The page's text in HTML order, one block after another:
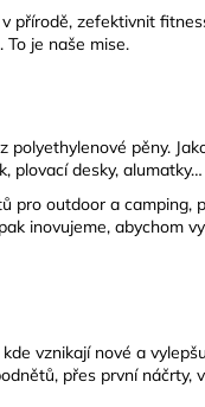
přírodě, zefektivnit
je naše mise.
pěny.
plovací desky, alumatky…
pro outdoor a camping,
inovujeme, abychom
vznikají nové a
přes první náčrty,